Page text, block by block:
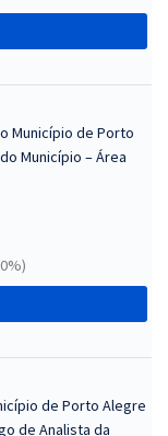
Município de Porto
Município – Área
de Porto Alegre
de Analista da